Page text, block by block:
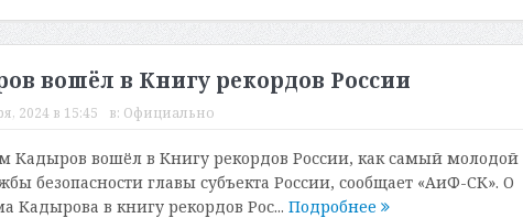
вошёл в Книгу рекордов России
2024 в 15:45 в: Официально
Кадыров вошёл в Книгу рекордов России, как самый молодой
безопасности главы субъекта России, сообщает «АиФ-СК». О
Кадырова в книгу рекордов Рос... Подробнее